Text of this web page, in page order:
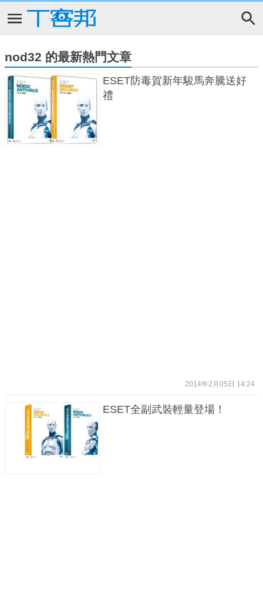
nod32 的最新熱門文章
ESET防毒賀新年駿馬奔騰送好
禮
2014年2月05日 14:24
ESET全副武裝輕量登場！